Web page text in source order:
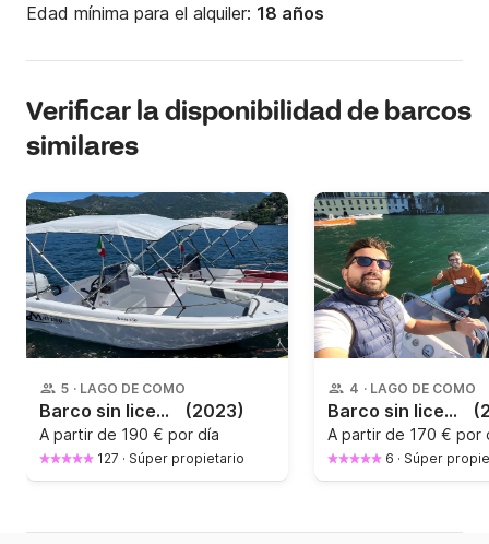
Edad mínima para el alquiler: 18 años
Verificar la disponibilidad de barcos
similares
5 · LAGO DE COMO
Barco sin licencia Marino Atom 450 40CV (2023)
A partir de 190 € por día
127 · Súper propietario
4 · LAGO DE COMO
Barco sin licencia Marino Atom 450 40CV
A partir de 170 € por
6 · Súper